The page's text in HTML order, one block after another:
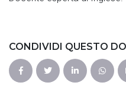
CONDIVIDI QUESTO